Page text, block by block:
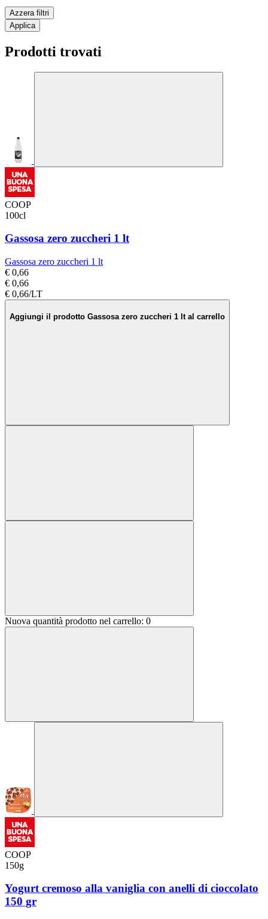
Azzera filtri
Applica
Prodotti trovati
COOP
100cl
Gassosa zero zuccheri 1 lt
Gassosa zero zuccheri 1 lt
€ 0,66
€ 0,66
€ 0,66/LT
Aggiungi il prodotto Gassosa zero zuccheri 1 lt al carrello
Nuova quantità prodotto nel carrello: 0
COOP
150g
Yogurt cremoso alla vaniglia con anelli di cioccolato
150 gr